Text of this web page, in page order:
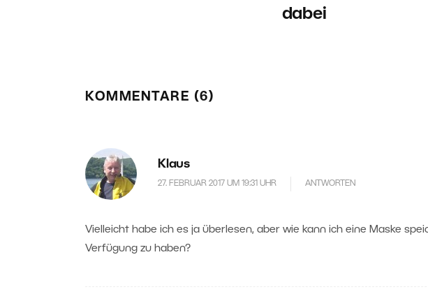
dabei
KOMMENTARE (6)
Klaus
27. FEBRUAR 2017 UM 19:31 UHR ANTWORTEN
Vielleicht habe ich es ja überlesen, aber wie kann ich eine Maske
Verfügung zu haben?